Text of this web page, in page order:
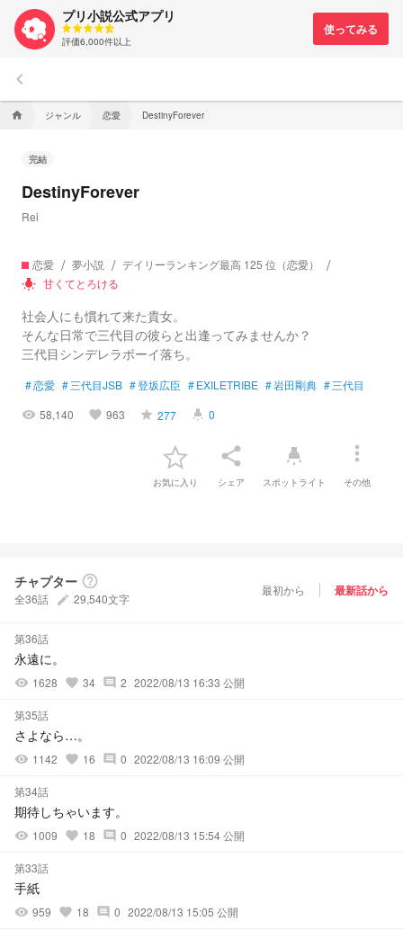
プリ小説公式アプリ
評価6,000件以上
keyboard_arrow_left
home ジャンル 恋愛 DestinyForever
完結
DestinyForever
Rei
恋愛 夢小説 デイリーランキング最高 125 位（恋愛）
wb_incandescent 甘くてとろける
社会人にも慣れて来た貴女。
そんな日常で三代目の彼らと出逢ってみませんか？
三代目シンデレラボーイ落ち。
#恋愛 #三代目JSB #登坂広臣 #EXILETRIBE #岩田剛典 #三代目
visibility 58,140 favorite 963 grade 277 highlight 0
お気に入り
share
シェア
highlight
スポットライト
more_vert
その他
チャプター help_outline
全36話 create 29,540文字
最初から 最新話から
第36話
永遠に。
visibility 1628 favorite 34 comment 2 2022/08/13 16:33 公開
第35話
さよなら…。
visibility 1142 favorite 16 comment 0 2022/08/13 16:09 公開
第34話
期待しちゃいます。
visibility 1009 favorite 18 comment 0 2022/08/13 15:54 公開
第33話
手紙
visibility 959 favorite 18 comment 0 2022/08/13 15:05 公開